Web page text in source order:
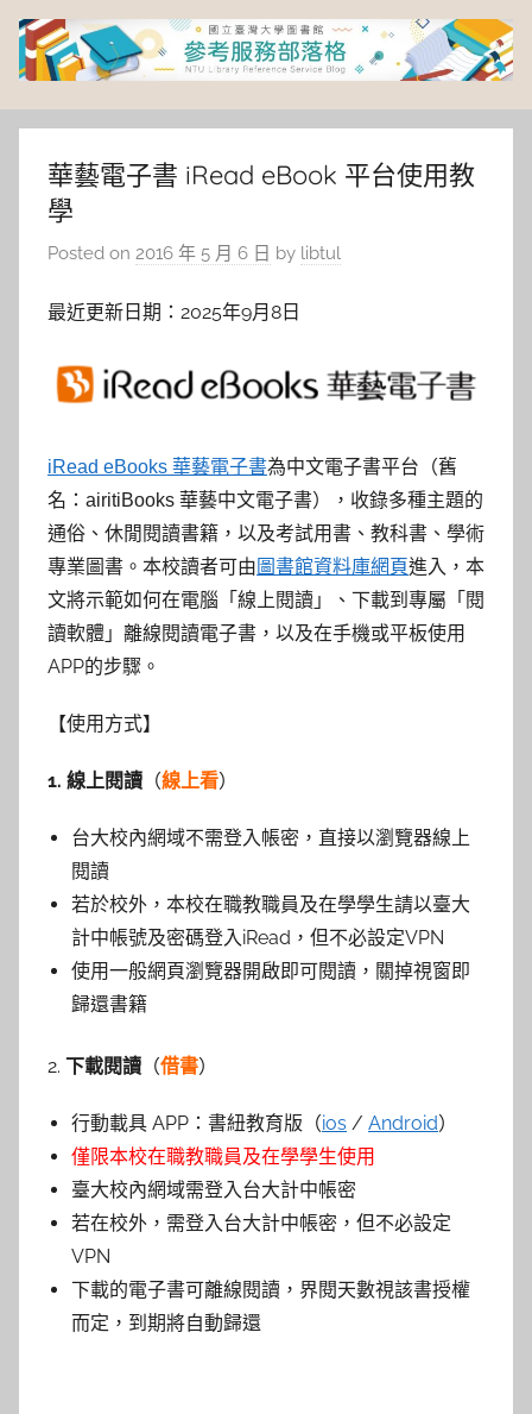
Skip
content
臺
灣
大
學
圖
書
館
參
考
服
務
部
落
格
華藝電子書 iRead eBook 平台使用教
學
Posted on 2016 年 5 月 6 日 by libtul
最近更新日期：2025年9月8日
iRead eBooks 華藝電子書為中文電子書平台（舊
名：airitiBooks 華藝中文電子書），收錄多種主題的
通俗、休閒閱讀書籍，以及考試用書、教科書、學術
專業圖書。 本校讀者可由圖書館資料庫網頁進入，本
文將示範如何在電腦「線上閱讀」、下載到專屬「閱
讀軟體」離線閱讀電子書，以及在手機或平板使用
APP的步驟。
【使用方式】
1. 線上閱讀 （線上看）
台大校內網域不需登入帳密，直接以瀏覽器線上
閱讀
若於校外，本校在職教職員及在學學生請以臺大
計中帳號及密碼登入iRead，但不必設定VPN
使用一般網頁瀏覽器開啟即可閱讀，關掉視窗即
歸還書籍
2. 下載閱讀 （借書）
行動載具 APP：書紐教育版（ios / Android）
僅限本校在職教職員及在學學生使用
臺大校內網域需登入台大計中帳密
若在校外，需登入台大計中帳密，但不必設定
VPN
下載的電子書可離線閱讀，界閱天數視該書授權
而定，到期將自動歸還